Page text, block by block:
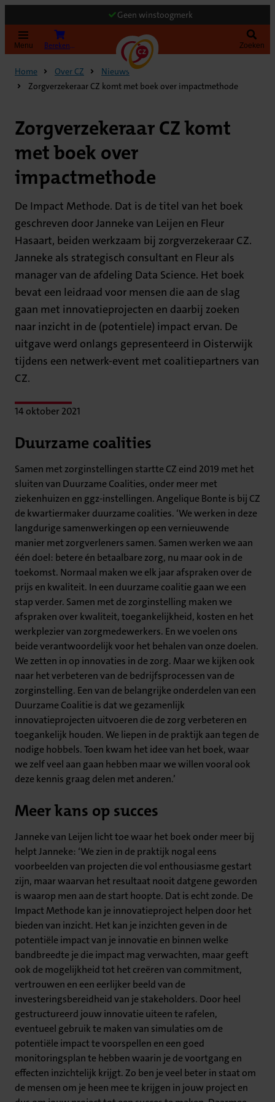
Geen winstoogmerk
Menu Bereken uw premie Zoeken
Home Over CZ
Nieuws
Zorgverzekeraar CZ komt met boek over impactmethode
Zorgverzekeraar CZ komt
met boek over
impactmethode
De Impact Methode. Dat is de titel van het boek
geschreven door Janneke van Leijen en Fleur
Hasaart, beiden werkzaam bij zorgverzekeraar CZ.
Janneke als strategisch consultant en Fleur als
manager van de afdeling Data Science. Het boek
bevat een leidraad voor mensen die aan de slag
gaan met innovatieprojecten en daarbij zoeken
naar inzicht in de (potentiele) impact ervan. De
uitgave werd onlangs gepresenteerd in Oisterwijk
tijdens een netwerk-event met coalitiepartners van
CZ.
14 oktober 2021
Duurzame coalities
Samen met zorginstellingen startte CZ eind 2019 met het
sluiten van Duurzame Coalities, onder meer met
ziekenhuizen en ggz-instellingen. Angelique Bonte is bij CZ
de kwartiermaker duurzame coalities. ‘We werken in deze
langdurige samenwerkingen op een vernieuwende
manier met zorgverleners samen. Samen werken we aan
één doel: betere én betaalbare zorg, nu maar ook in de
toekomst. Normaal maken we elk jaar afspraken over de
prijs en kwaliteit. In een duurzame coalitie gaan we een
stap verder. Samen met de zorginstelling maken we
afspraken over kwaliteit, toegankelijkheid, kosten en het
werkplezier van zorgmedewerkers. En we voelen ons
beide verantwoordelijk voor het behalen van onze doelen.
We zetten in op innovaties in de zorg. Maar we kijken ook
naar het verbeteren van de bedrijfsprocessen van de
zorginstelling. Een van de belangrijke onderdelen van een
Duurzame Coalitie is dat we gezamenlijk
innovatieprojecten uitvoeren die de zorg verbeteren en
toegankelijk houden. We liepen in de praktijk aan tegen de
nodige hobbels. Toen kwam het idee van het boek, waar
we zelf veel aan gaan hebben maar we willen vooral ook
deze kennis graag delen met anderen.’
Meer kans op succes
Janneke van Leijen licht toe waar het boek onder meer bij
helpt Janneke: ‘We zien in de praktijk nogal eens
voorbeelden van projecten die vol enthousiasme gestart
zijn, maar waarvan het resultaat nooit datgene geworden
is waarop men aan de start hoopte. Dat is echt zonde. De
Impact Methode kan je innovatieproject helpen door het
bieden van inzicht. Het kan je inzichten geven in de
potentiële impact van je innovatie en binnen welke
bandbreedte je die impact mag verwachten, maar geeft
ook de mogelijkheid tot het creëren van commitment,
vertrouwen en een eerlijker beeld van de
investeringsbereidheid van je stakeholders. Door heel
gestructureerd jouw innovatie uiteen te rafelen,
eventueel gebruik te maken van simulaties om de
potentiële impact te voorspellen en een goed
monitoringsplan te hebben waarin je de voortgang en
effecten inzichtelijk krijgt. Zo ben je veel beter in staat om
de mensen om je heen mee te krijgen in jouw project en